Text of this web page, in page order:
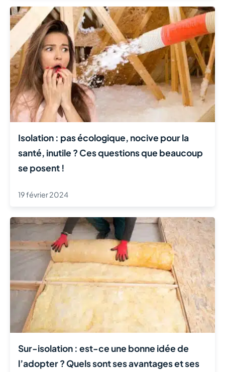
Isolation : pas écologique, nocive pour la
santé, inutile ? Ces questions que beaucoup
se posent !
19 février 2024
Sur-isolation : est-ce une bonne idée de
l’adopter ? Quels sont ses avantages et ses